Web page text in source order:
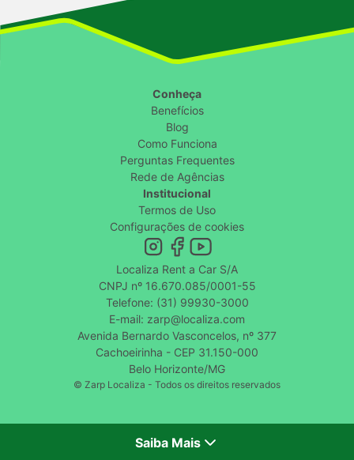
Conheça
Benefícios
Blog
Como Funciona
Perguntas Frequentes
Rede de Agências
Institucional
Termos de Uso
Configurações de cookies
Localiza Rent a Car S/A
CNPJ nº 16.670.085/0001-55
Telefone: (31) 99930-3000
E-mail: zarp@localiza.com
Avenida Bernardo Vasconcelos, nº 377
Cachoeirinha - CEP 31.150-000
Belo Horizonte/MG
© Zarp Localiza - Todos os direitos reservados
Saiba Mais